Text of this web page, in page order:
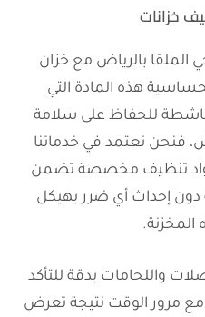
خزانات
الملقا بالرياض مع خزان
هذه المادة التي
كاشطة للحفاظ على سلامة
فنحن نعتمد في خدماتنا
تنظيف مخصصة تضمن
دون إحداث أي ضرر بهيكل
المخزنة.
واللحامات بدقة للتأكد
مرور الوقت نتيجة تعرض